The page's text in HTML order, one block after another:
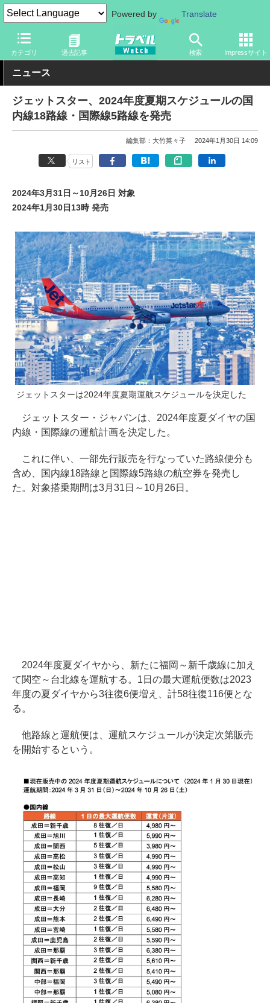
Powered by Translate
カテゴリ 過去記事 検索 Impressサイト
トラベル Watch 企業・政府・官庁 国内エアライン ジェットス
ニュース
ジェットスター、2024年度夏期スケジュールの国
内線18路線・国際線5路線を発売
編集部：大竹菜々子 2024年1月30日 14:09
リスト
2024年3月31日～10月26日 対象
2024年1月30日13時 発売
ジェットスターは2024年度夏期運航スケジュールを決定した
ジェットスター・ジャパンは、2024年度夏ダイヤの国
内線・国際線の運航計画を決定した。
これに伴い、一部先行販売を行なっていた路線便分も
含め、国内線18路線と国際線5路線の航空券を発売し
た。対象搭乗期間は3月31日～10月26日。
2024年度夏ダイヤから、新たに福岡～新千歳線に加え
て関空～台北線を運航する。1日の最大運航便数は2023
年度の夏ダイヤから3往復6便増え、計58往復116便とな
る。
他路線と運航便は、運航スケジュールが決定次第販売
を開始するという。